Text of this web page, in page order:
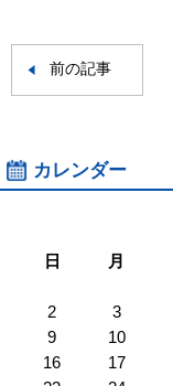
前の記事
カレンダー
日
月
2
3
9
10
16
17